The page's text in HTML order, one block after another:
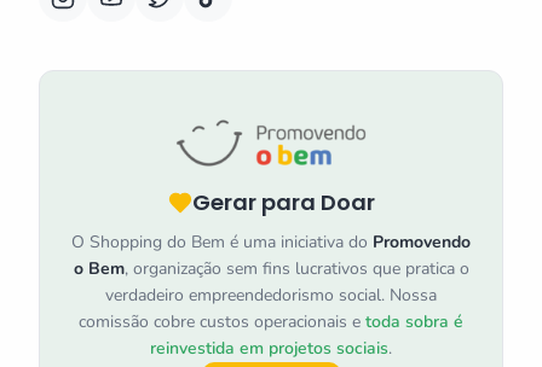
Gerar para Doar
O Shopping do Bem é uma iniciativa do Promovendo
o Bem, organização sem fins lucrativos que pratica o
verdadeiro empreendedorismo social. Nossa
comissão cobre custos operacionais e toda sobra é
reinvestida em projetos sociais.